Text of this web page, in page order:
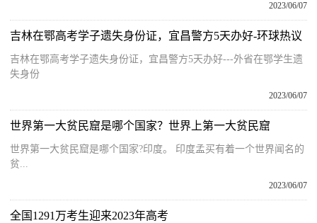
2023/06/07
吉林在鄂高考学子遗失身份证，宜昌警方5天办好-环球热议
吉林在鄂高考学子遗失身份证，宜昌警方5天办好---外省在鄂学生遗
失身份
2023/06/07
世界第一大贫民窟是哪个国家？世界上第一大贫民窟
世界第一大贫民窟是哪个国家?印度。 印度孟买有着一个世界闻名的
贫...
2023/06/07
全国1291万考生迎来2023年高考